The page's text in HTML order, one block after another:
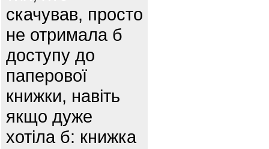
скачував, просто
не отримала б
доступу до
паперової
книжки, навіть
якщо дуже
хотіла б: книжка